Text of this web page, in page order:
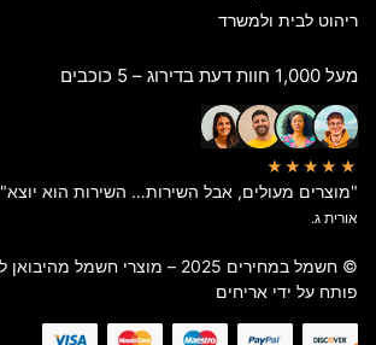
ריהוט לבית ולמשרד
מעל 1,000 חוות דעת בדירוג – 5 כוכבים
★★★★★
"מוצרים מעולים, אבל השירות… השירות הוא יוצא"
אורית ג.
© חשמל במחירים 2025 – מוצרי חשמל מהיבואן לצרכן
פותח על ידי אריחים